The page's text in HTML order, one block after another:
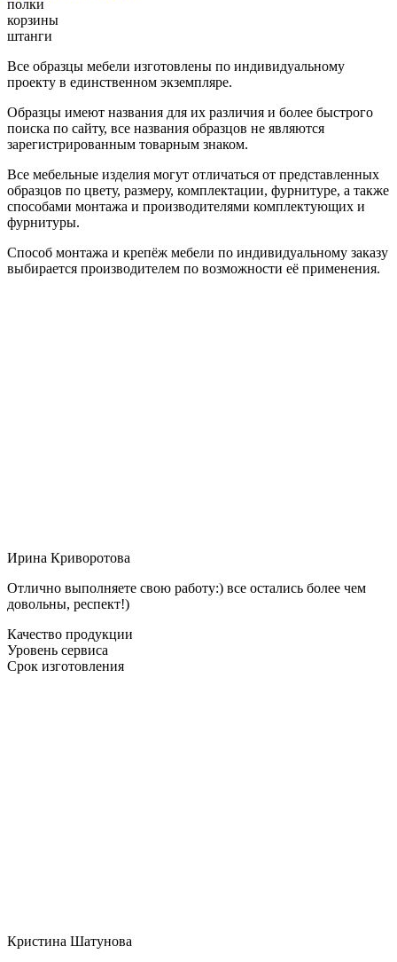
полки
корзины
штанги
Все образцы мебели изготовлены по индивидуальному
проекту в единственном экземпляре.
Образцы имеют названия для их различия и более быстрого
поиска по сайту, все названия образцов не являются
зарегистрированным товарным знаком.
Все мебельные изделия могут отличаться от представленных
образцов по цвету, размеру, комплектации, фурнитуре, а также
способами монтажа и производителями комплектующих и
фурнитуры.
Способ монтажа и крепёж мебели по индивидуальному заказу
выбирается производителем по возможности её применения.
Ирина Криворотова
Отлично выполняете свою работу:) все остались более чем
довольны, респект!)
Качество продукции
Уровень сервиса
Срок изготовления
Кристина Шатунова